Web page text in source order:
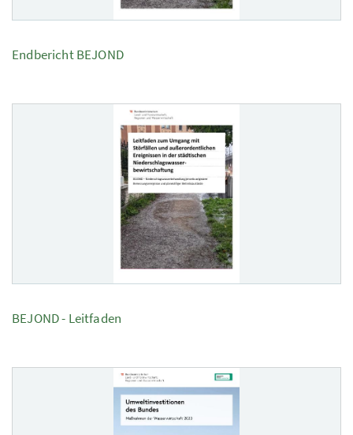
Endbericht BEJOND
BEJOND - Leitfaden